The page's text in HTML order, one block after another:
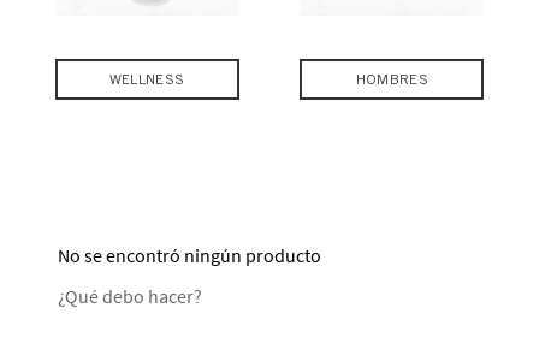
WELLNESS HOMBRES
No se encontró ningún producto
¿Qué debo hacer?